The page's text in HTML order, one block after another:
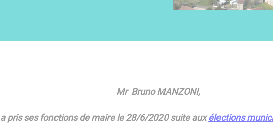
Mr Bruno MANZONI,
a pris ses fonctions de maire le 28/6/2020 suite auxélections